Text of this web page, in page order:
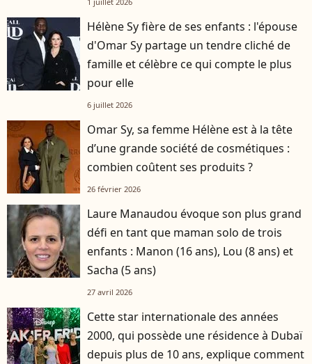
Hélène Sy fière de ses enfants : l'épouse
d'Omar Sy partage un tendre cliché de
famille et célèbre ce qui compte le plus
pour elle
6 juillet 2026
Omar Sy, sa femme Hélène est à la tête
d’une grande société de cosmétiques :
combien coûtent ses produits ?
26 février 2026
Laure Manaudou évoque son plus grand
défi en tant que maman solo de trois
enfants : Manon (16 ans), Lou (8 ans) et
Sacha (5 ans)
27 avril 2026
Cette star internationale des années
2000, qui possède une résidence à Dubaï
depuis plus de 10 ans, explique comment